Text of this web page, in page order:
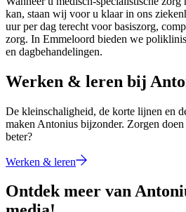
kan, staan wij voor u klaar in ons
uur per dag terecht voor basiszorg,
zorg. In Emmeloord bieden we
en dagbehandelingen.
Werken & leren bij
De kleinschaligheid, de korte lijnen en
maken Antonius bijzonder. Zorgen
beter?
Werken & leren
Ontdek meer van